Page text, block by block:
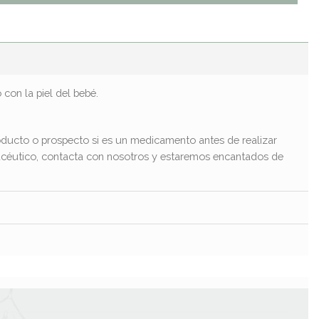
la piel del bebé.
o prospecto si es un medicamento antes de realizar
contacta con nosotros y estaremos encantados de